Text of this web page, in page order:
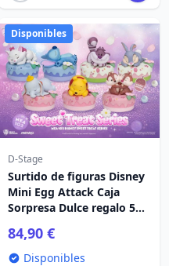
Disponibles
D-Stage
Surtido de figuras Disney
Mini Egg Attack Caja
Sorpresa Dulce regalo 5
84,90 €
Disponibles